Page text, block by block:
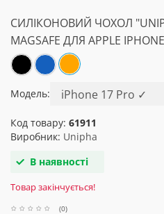
СИЛІКОНОВИЙ ЧОХОЛ
MAGSAFE ДЛЯ APPLE
Модель:
Код товару: 61911
Виробник: Unipha
В наявності
Товар закінчується!
(0)